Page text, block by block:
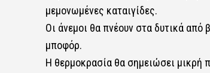
μεμονωμένες καταιγίδες.
Οι άνεμοι θα πνέουν στα δυτικά από
μποφόρ.
Η θερμοκρασία θα σημειώσει μικρή